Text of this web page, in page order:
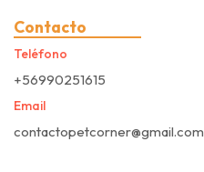
Contacto
Teléfono
+56990251615
Email
contactopetcorner@gmail.com